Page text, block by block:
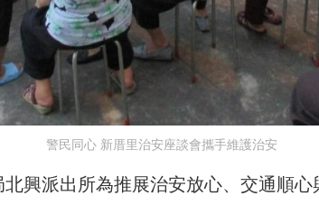
警民同心 新厝里治安座談會攜手維護治安
興派出所為推展治安放心、交通順